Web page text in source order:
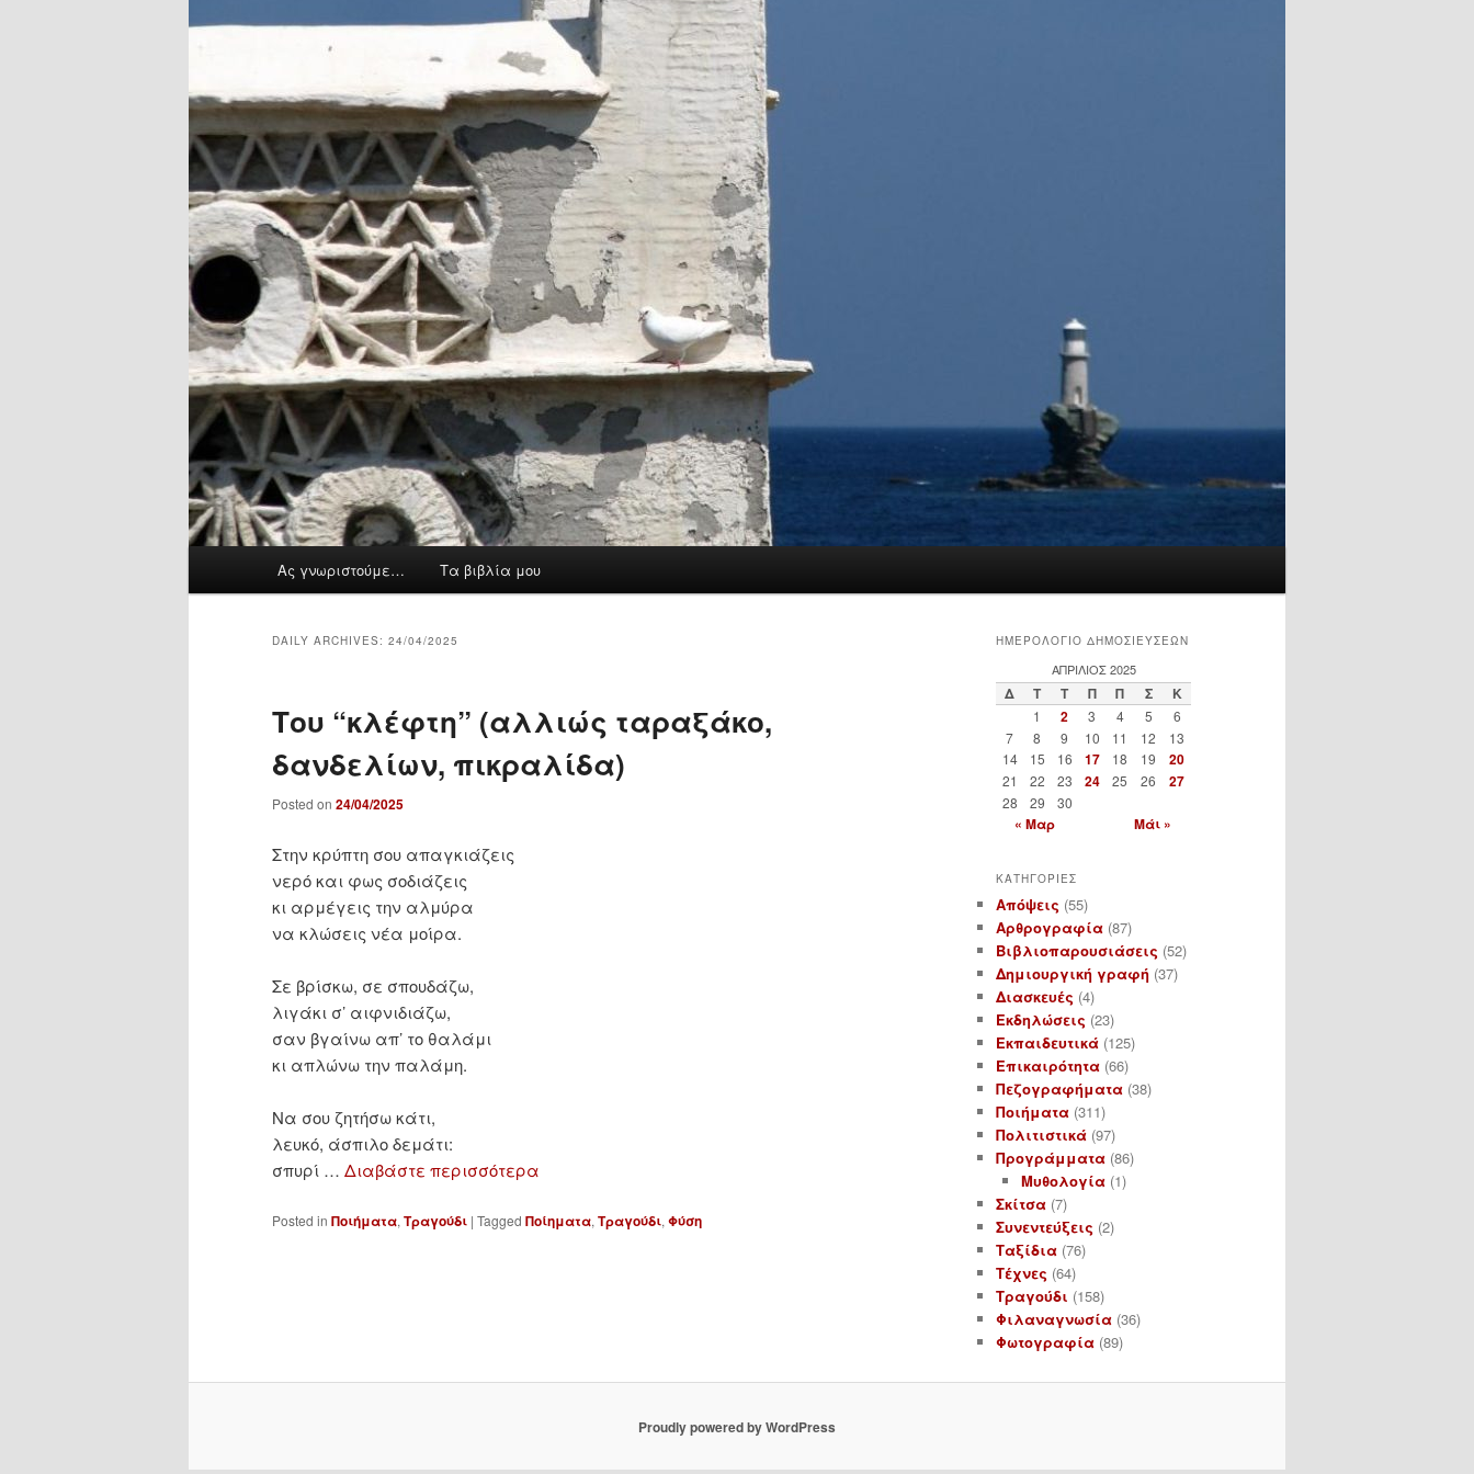
Ας γνωριστούμε… Τα βιβλία μου
DAILY ARCHIVES: 24/04/2025
Του “κλέφτη” (αλλιώς ταραξάκο,
δανδελίων, πικραλίδα)
Posted on 24/04/2025
Στην κρύπτη σου απαγκιάζεις
νερό και φως σοδιάζεις
κι αρμέγεις την αλμύρα
να κλώσεις νέα μοίρα.
Σε βρίσκω, σε σπουδάζω,
λιγάκι σ’ αιφνιδιάζω,
σαν βγαίνω απ’ το θαλάμι
κι απλώνω την παλάμη.
Να σου ζητήσω κάτι,
λευκό, άσπιλο δεμάτι:
σπυρί … Διαβάστε περισσότερα
Posted in Ποιήματα, Τραγούδι | Tagged Ποίηματα, Τραγούδι, Φύση
ΗΜΕΡΟΛΟΓΙΟ ΔΗΜΟΣΙΕΥΣΕΩΝ
ΑΠΡΊΛΙΟΣ 2025
Δ Τ Τ Π Π Σ Κ
1 2 3 4 5
6
7
8 9 10 11 12
13
14
15 16 17 18 19 20
21 22 23 24 25 26 27
28 29 30
« Μαρ Μάι »
ΚΑΤΗΓΟΡΙΕΣ
Απόψεις (55)
Αρθρογραφία (87)
Βιβλιοπαρουσιάσεις (52)
Δημιουργική γραφή (37)
Διασκευές (4)
Εκδηλώσεις (23)
Εκπαιδευτικά (125)
Επικαιρότητα (66)
Πεζογραφήματα (38)
Ποιήματα (311)
Πολιτιστικά (97)
Προγράμματα (86)
Μυθολογία(1)
Σκίτσα (7)
Συνεντεύξεις (2)
Ταξίδια (76)
Τέχνες (64)
Τραγούδι (158)
Φιλαναγνωσία (36)
Φωτογραφία (89)
Proudly powered by WordPress